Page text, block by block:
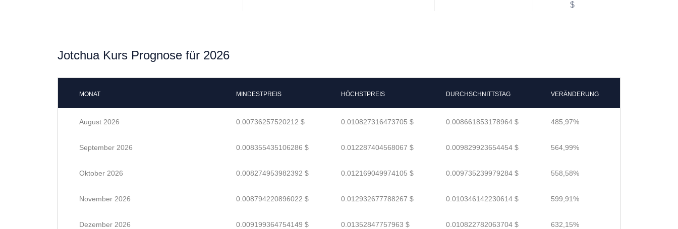
$
Jotchua Kurs Prognose für 2026
MONAT MINDESTPREIS HÖCHSTPREIS DURCHSCHNITTSTAG VERÄNDERUNG
August 2026 0.00736257520212 $ 0.010827316473705 $ 0.008661853178964 $ 485,97%
September 2026 0.008355435106286 $ 0.012287404568067 $ 0.009829923654454 $ 564,99%
Oktober 2026 0.008274953982392 $ 0.012169049974105 $ 0.009735239979284 $ 558,58%
November 2026 0.008794220896022 $ 0.012932677788267 $ 0.010346142230614 $ 599,91%
Dezember 2026 0.009199364754149 $ 0.01352847757963 $ 0.010822782063704 $ 632,15%